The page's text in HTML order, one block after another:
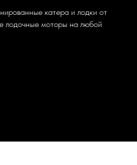
катера и лодки от
лодочные моторы на любой